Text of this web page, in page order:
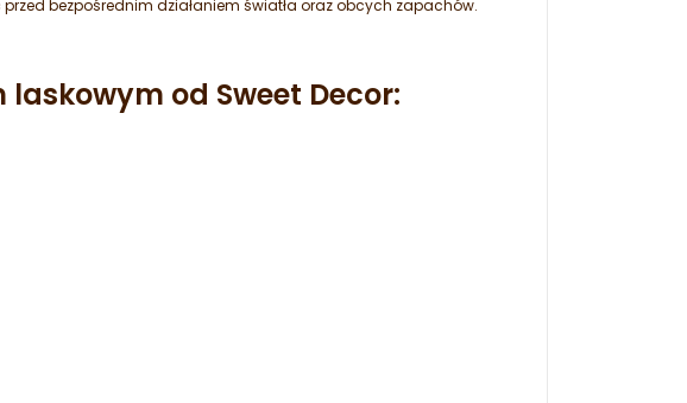
bezpośrednim działaniem światła oraz obcych zapachów.
laskowym od Sweet Decor: